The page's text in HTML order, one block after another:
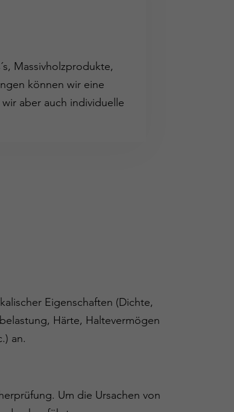
Massivholzprodukte,
können wir eine
aber auch individuelle
Eigenschaften (Dichte,
Härte, Haltevermögen
an.
Um die Ursachen von